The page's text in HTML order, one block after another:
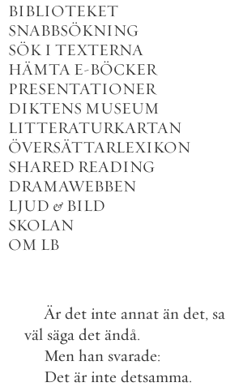
BIBLIOTEKET
SNABBSÖKNING
SÖK I TEXTERNA
HÄMTA E-BÖCKER
PRESENTATIONER
DIKTENS MUSEUM
LITTERATURKARTAN
ÖVERSÄTTARLEXIKON
SHARED READING
DRAMAWEBBEN
LJUD & BILD
SKOLAN
OM LB
Är det inte annat än det, sa
väl säga det ändå.
Men han svarade:
Det är inte detsamma.